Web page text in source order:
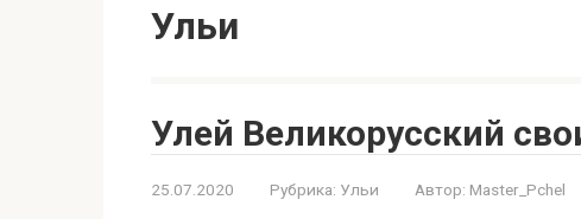
Ульи
Улей Великорусский
25.07.2020 Рубрика: Ульи Автор: Master_Pchel